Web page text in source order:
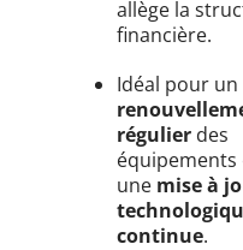
allège la
financière.
Idéal pour un
régulier des
équipements
une mise à
continue.